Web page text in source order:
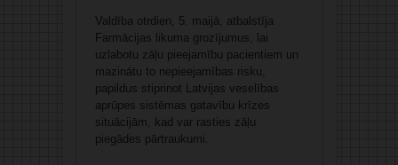
Valdība otrdien, 5. maijā, atbalstīja
Farmācijas likuma grozījumus, lai
uzlabotu zāļu pieejamību pacientiem un
mazinātu to nepieejamības risku,
papildus stiprinot Latvijas veselības
aprūpes sistēmas gatavību krīzes
situācijām, kad var rasties zāļu
piegādes pārtraukumi.